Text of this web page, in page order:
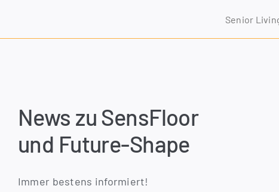
Seni­or
News zu SensFloor
und Future-Shape
Immer bes­tens informiert!